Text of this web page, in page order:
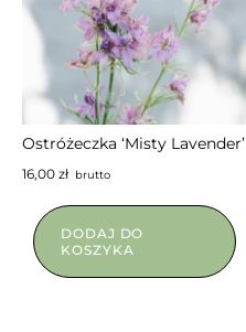
NIEDOSTĘPNY
Ostróżeczka ‘Misty Lavender’
16,00 złbrutto
DODAJ DO
KOSZYKA